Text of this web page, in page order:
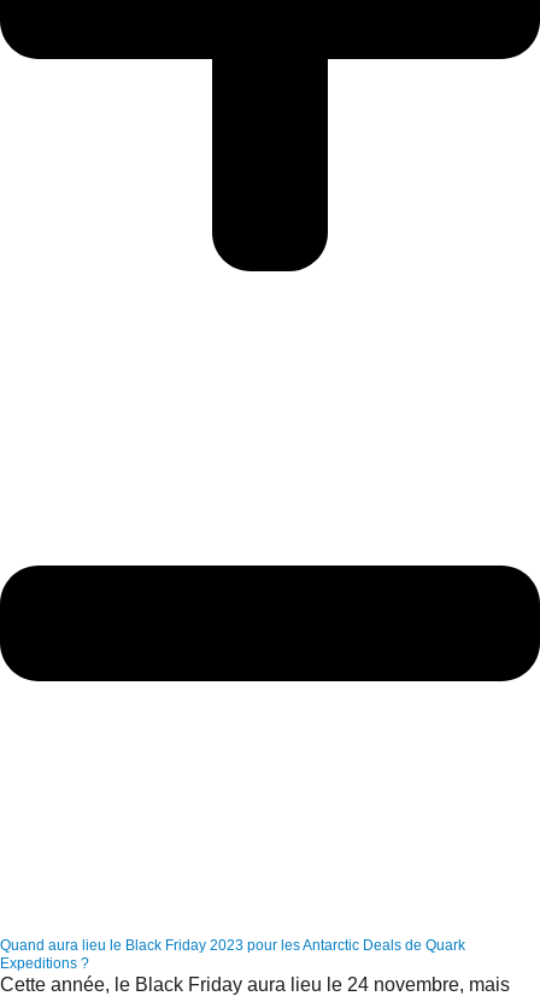
Quand aura lieu le Black Friday 2023 pour les Antarctic Deals de Quark
Expeditions ?
Cette année, le Black Friday aura lieu le 24 novembre, mais